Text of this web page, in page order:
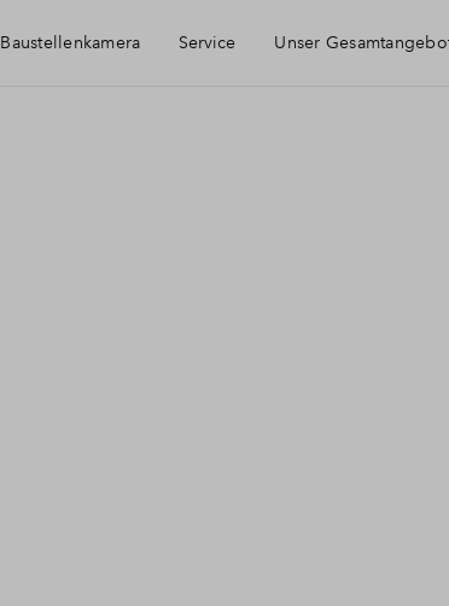
Baustellenkamera Service Unser